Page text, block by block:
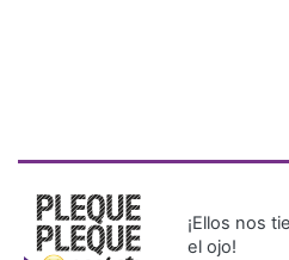
¡Ellos nos
el ojo!